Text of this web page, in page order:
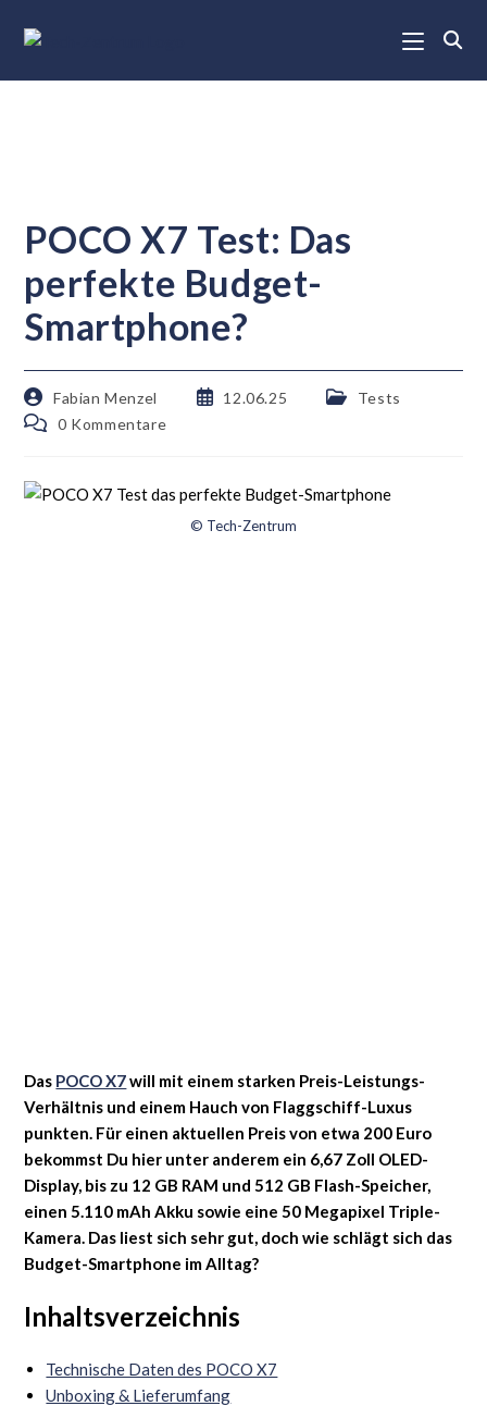
POCO X7 Test: Das
perfekte Budget-
Smartphone?
Fabian Menzel 12.06.25
Tests
0 Kommentare
© Tech-Zentrum
Das POCO X7will mit einem starken Preis-Leistungs-
Verhältnis und einem Hauch von Flaggschiff-Luxus
punkten. Für einen aktuellen Preis von etwa 200 Euro
bekommst Du hier unter anderem ein 6,67 Zoll OLED-
Display, bis zu 12 GB RAM und 512 GB Flash-Speicher,
einen 5.110 mAh Akku sowie eine 50 Megapixel Triple-
Kamera. Das liest sich sehr gut, doch wie schlägt sich das
Budget-Smartphone im Alltag?
Inhaltsverzeichnis
Technische Daten des POCO X7
Unboxing & Lieferumfang